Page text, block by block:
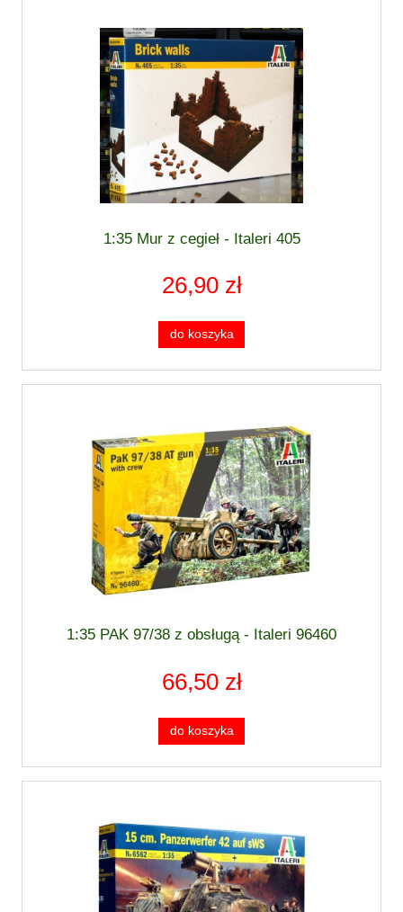
1:35 Mur z cegieł - Italeri 405
26,90 zł
do koszyka
1:35 PAK 97/38 z obsługą - Italeri 96460
66,50 zł
do koszyka